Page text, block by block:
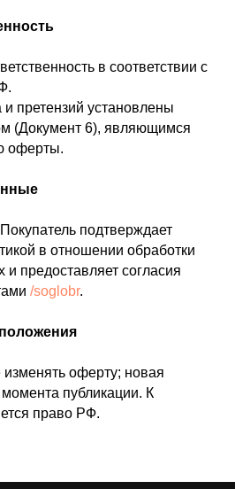
в соответствии с
претензий установлены
(Документ 6), являющимся
оферты.
подтверждает
в отношении обработки
предоставляет согласия
/soglobr.
оферту; новая
публикации. К
право РФ.